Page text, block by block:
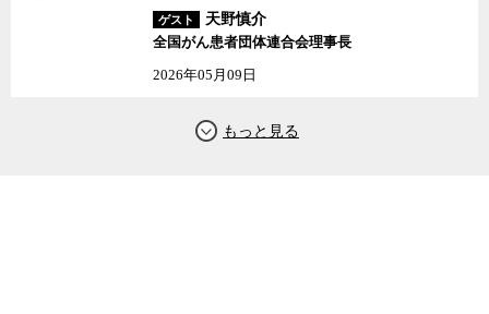
ゲスト
天野慎介
全国がん患者団体連合会理事長
2026年05月09日